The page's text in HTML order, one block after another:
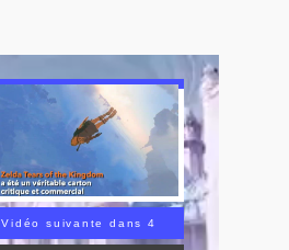
Vidéo suivante dans 3